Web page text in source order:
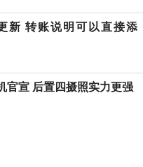
新 转账说明可以直接添
官宣 后置四摄照实力更强